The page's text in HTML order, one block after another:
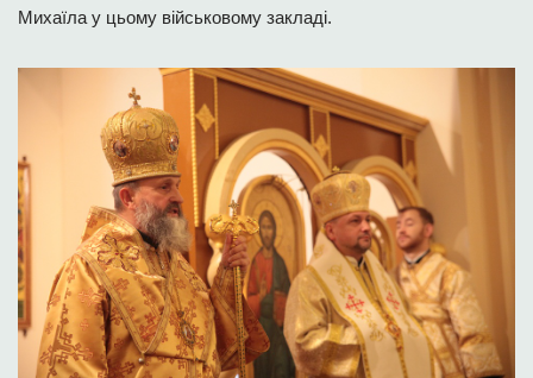
Михаїла у цьому військовому закладі.